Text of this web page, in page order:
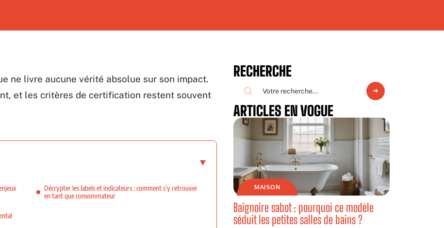
ne livre aucune vérité absolue sur son impact.
et les critères de certification restent souvent
Décrypter les labels et indicateurs : comment s’y retrouver
en tant que consommateur
RECHERCHE
ARTICLES EN VOGUE
MAISON
Baignoire sabot : pourquoi ce modèle
séduit les petites salles de bains ?